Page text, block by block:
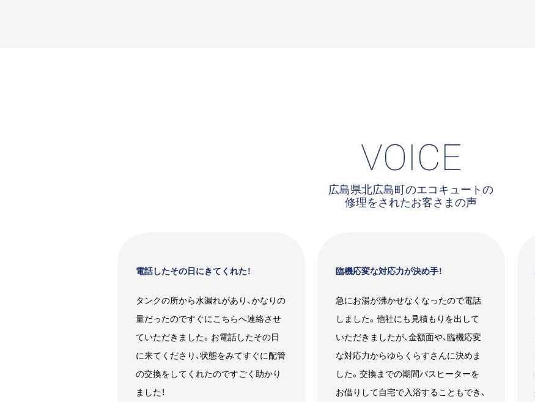
VOICE
広島県北広島町のエコキュートの
修理をされたお客さまの声
電話したその日にきてくれた！
タンクの所から水漏れがあり、かなりの
量だったのですぐにこちらへ連絡させ
ていただきました。お電話したその日
に来てくださり、状態をみてすぐに配管
の交換をしてくれたのですごく助かり
ました！
臨機応変な対応力が決め手！
急にお湯が沸かせなくなったので電話
しました。他社にも見積もりを出して
いただきましたが、金額面や、臨機応変
な対応力からゆらくらすさんに決めま
した。交換までの期間バスヒーターを
お借りして自宅で入浴することもでき、